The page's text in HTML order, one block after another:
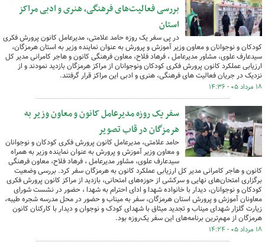
بررسی فعالیت‌های فرهنگی، هنری و ادبی مراکز
استان
در پی سفر یک روزه حامد علامتی، مدیرعامل کانون پرورش فکری
کودکان و نوجوانان و معاون وزیر آموزش و پرورش به عنوان نماینده وزیر به استان هرمزگان،
سیدعارف علوی، مشاور مدیرعامل ، فرهاد فلاح، معاون فرهنگی کانون و هاجر کامرانی مدیر کل
ارزیابی عملکرد کانون پرورش فکری کودکان ونوجوانان از مراکز هرمزگان بازدید نمودند و از
نزدیک در جریان فعالیت های فرهنگی، هنری و ادبی این مراکز قرار گرفتند.
۱۸ مرداد ۰۵ - ۱۴:۳۶
سفر یک روزه مدیرعامل کانون و معاون وزیر به
هرمزگان در قاب تصویر
حامد علامتی، مدیرعامل کانون پرورش فکری کودکان و نوجوانان
و معاون وزیر آموزش و پرورش به عنوان نماینده وزیر به همراه
سیدعارف علوی، مشاور مدیرعامل ، فرهاد فلاح، معاون فرهنگی
کانون و هاجر کامرانی مدیر کل ارزیابی عملکرد کانون به هرمزگان سفر کرد. بررسی وضعیت
برگزاری امتحان‌های نهایی و سرکشی از حوزه‌های امتحانی، بازدید از مراکز کانون پرورش فکری
کودکان و نوجوانان، دیدار با خانواده شهدا و ادای احترام به شهدا ، حضور در نشست شورای
معاونان آموزش و پرورش استان هرمزگان، سفر به میناب و حضور در محل مدرسه شجره طیبه،
زیارت گلزار شهدای میناب و تجدید میثاق با شهدای کودک و نوجوان و دیدار با کارکنان کانون
هرمزگان از مهم‌ترین برنامه‌های این سفر یک‌روزه بود.
۱۸ مرداد ۰۵ - ۱۴:۲۴